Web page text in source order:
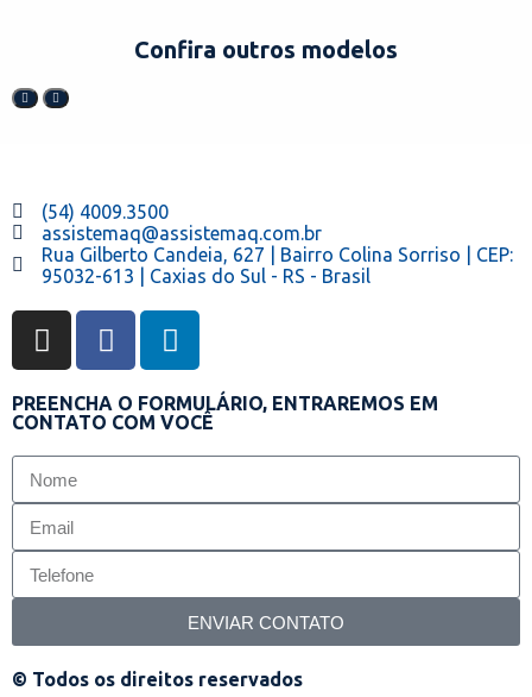
Confira outros modelos
(54) 4009.3500
assistemaq@assistemaq.com.br
Rua Gilberto Candeia, 627 | Bairro Colina Sorriso | CEP:
95032-613 | Caxias do Sul - RS - Brasil
PREENCHA O FORMULÁRIO, ENTRAREMOS EM
CONTATO COM VOCÊ
ENVIAR CONTATO
© Todos os direitos reservados